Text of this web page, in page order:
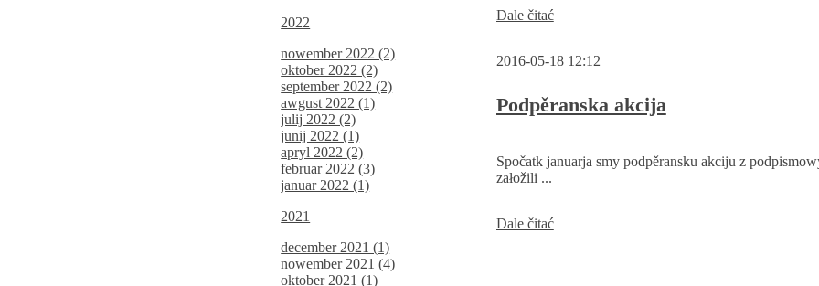
2022
nowember 2022 (2)
oktober 2022 (2)
september 2022 (2)
awgust 2022 (1)
julij 2022 (2)
junij 2022 (1)
apryl 2022 (2)
februar 2022 (3)
januar 2022 (1)
2021
december 2021 (1)
nowember 2021 (4)
oktober 2021 (1)
Dale čitaćNošerske
iniciatiwy
2016-05-18 12:12
Podpěranska akcija
Spočatk januarja smy podpěransku akciju z
załožili ...
Dale čitaćPodpěranska